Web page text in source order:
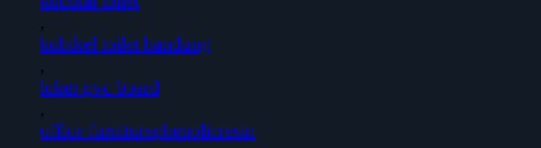
,
kubikel toilet bandung
,
loker pvc board
,
office furniturephenolicresin